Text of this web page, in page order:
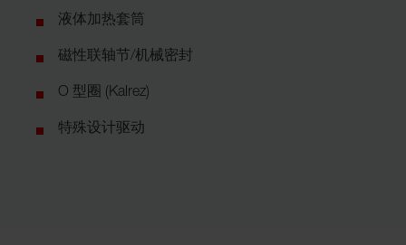
液体加热套筒
磁性联轴节/机械密封
O 型圈 (Kalrez)
特殊设计驱动